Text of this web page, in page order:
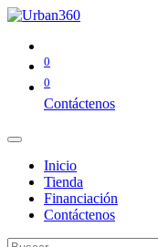
0
0
Contáctenos
Inicio
Tienda
Financiación
Contáctenos